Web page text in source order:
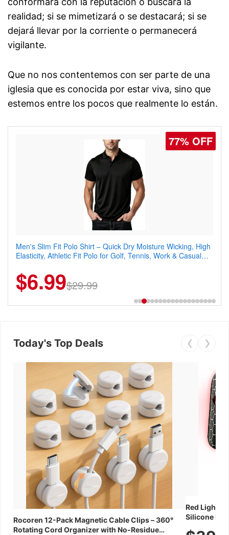
realidad; si se mimetizará o se destacará; si se
dejará llevar por la corriente o permanecerá
vigilante.
Que no nos contentemos con ser parte de una
iglesia que es conocida por estar viva, sino que
estemos entre los pocos que realmente lo están.
77% OFF
Men's Slim Fit Polo Shirt – Quick Dry Moisture Wicking, High
Elasticity, Athletic Fit Polo for Golf, Tennis, Work & Casual
$6.99$29.99
Today's Top Deals ❮ ❯
Rocoren 12-Pack Magnetic Cable Clips – 360°
Rotating Cord Organizer with No-Residue
Red Light
Silicone